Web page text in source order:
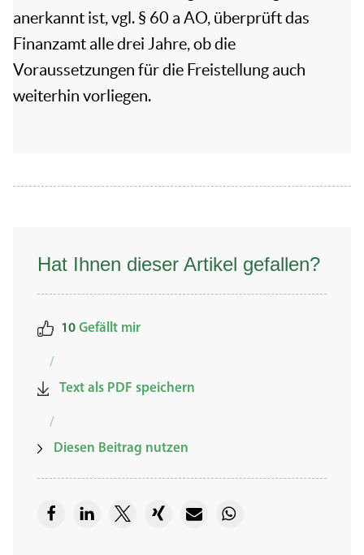
anerkannt ist, vgl. § 60 a AO, überprüft das
Finanzamt alle drei Jahre, ob die
Voraussetzungen für die Freistellung auch
weiterhin vorliegen.
Hat Ihnen dieser Artikel gefallen?
10 Gefällt mir
/
Text als PDF speichern
/
Diesen Beitrag nutzen